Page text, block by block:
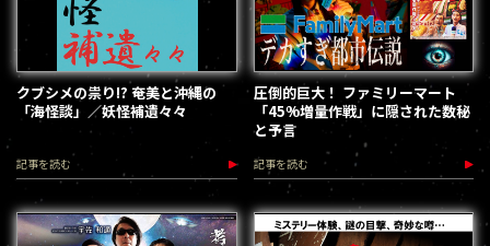
クブシメの祟り!? 奄美と沖縄の
「海怪談」／妖怪補遺々々
記事を読む
圧倒的巨大！ ファミリーマート
「45%増量作戦」に隠された数秘
と予言
記事を読む